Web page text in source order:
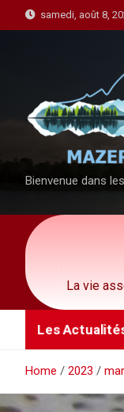
k
samedi, août 8,
Bienvenue dans
La vie
Les
côteaux Béarn
Home 2023